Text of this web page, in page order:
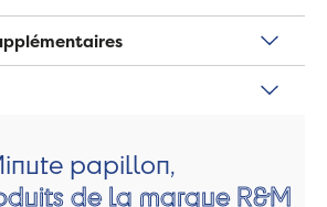
papillon,
de la marque R&M